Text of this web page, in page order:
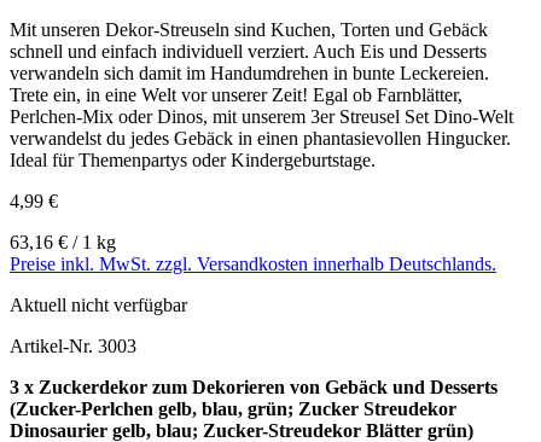
Mit unseren Dekor-Streuseln sind Kuchen, Torten und Gebäck
schnell und einfach individuell verziert. Auch Eis und Desserts
verwandeln sich damit im Handumdrehen in bunte Leckereien.
Trete ein, in eine Welt vor unserer Zeit! Egal ob Farnblätter,
Perlchen-Mix oder Dinos, mit unserem 3er Streusel Set Dino-Welt
verwandelst du jedes Gebäck in einen phantasievollen Hingucker.
Ideal für Themenpartys oder Kindergeburtstage.
4,99 €
63,16 € / 1 kg
Preise inkl. MwSt. zzgl. Versandkosten innerhalb Deutschlands.
Aktuell nicht verfügbar
Artikel-Nr. 3003
3 x Zuckerdekor zum Dekorieren von Gebäck und Desserts
(Zucker-Perlchen gelb, blau, grün; Zucker Streudekor
Dinosaurier gelb, blau; Zucker-Streudekor Blätter grün)